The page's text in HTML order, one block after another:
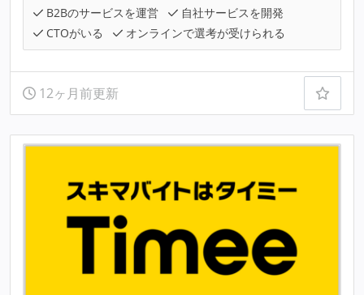
B2Bのサービスを運営
自社サービスを開発
CTOがいる
オンラインで選考が受けられる
12ヶ月前更新